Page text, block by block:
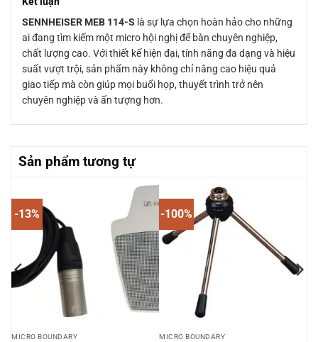
SENNHEISER MEB 114-S là sự lựa chọn hoàn hảo cho những
ai đang tìm kiếm một micro hội nghị để bàn chuyên nghiệp,
chất lượng cao. Với thiết kế hiện đại, tính năng đa dạng và hiệu
suất vượt trội, sản phẩm này không chỉ nâng cao hiệu quả
giao tiếp mà còn giúp mọi buổi họp, thuyết trình trở nên
chuyên nghiệp và ấn tượng hơn.
Sản phẩm tương tự
-13%
MICRO BOUNDARY
-100%
MICRO BOUNDARY